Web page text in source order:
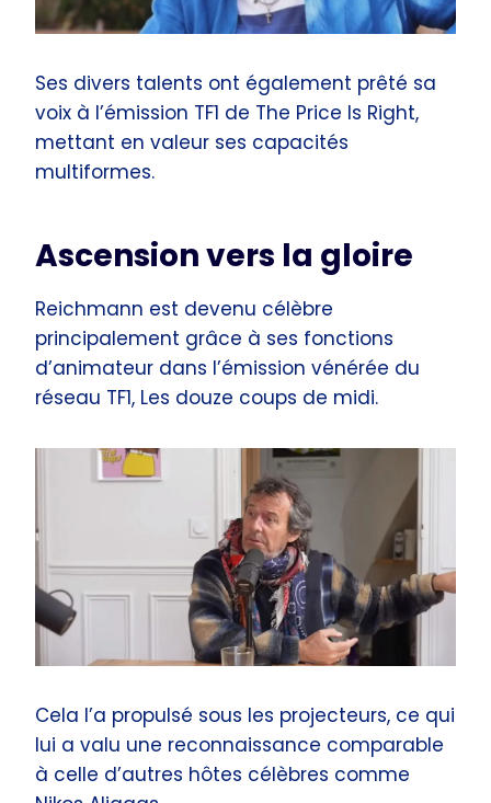
Ses divers talents ont également prêté sa
voix à l’émission TF1 de The Price Is Right,
mettant en valeur ses capacités
multiformes.
Ascension vers la gloire
Reichmann est devenu célèbre
principalement grâce à ses fonctions
d’animateur dans l’émission vénérée du
réseau TF1, Les douze coups de midi.
Cela l’a propulsé sous les projecteurs, ce qui
lui a valu une reconnaissance comparable
à celle d’autres hôtes célèbres comme